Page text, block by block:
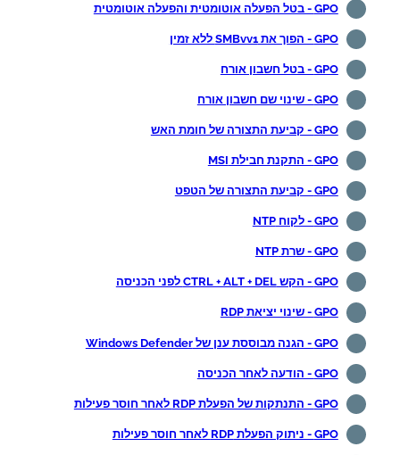
GPO - בטל הפעלה אוטומטית והפעלה אוטומטית
GPO - הפוך את SMBvv1 ללא זמין
GPO - בטל חשבון אורח
GPO - שינוי שם חשבון אורח
GPO - קביעת התצורה של חומת האש
GPO - התקנת חבילת MSI
GPO - קביעת התצורה של הטפט
GPO - לקוח NTP
GPO - שרת NTP
GPO - הקש CTRL + ALT + DEL לפני הכניסה
GPO - שינוי יציאת RDP
GPO - הגנה מבוססת ענן של Windows Defender
GPO - הודעה לאחר הכניסה
GPO - התנתקות של הפעלת RDP לאחר חוסר פעילות
GPO - ניתוק הפעלת RDP לאחר חוסר פעילות